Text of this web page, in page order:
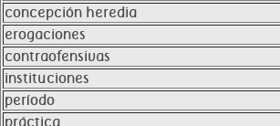
concepción heredia
erogaciones
contraofensivas
instituciones
período
práctica